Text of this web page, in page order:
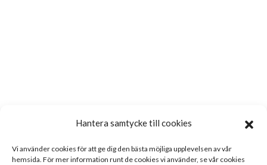
Hantera samtycke till cookies
Vi använder cookies för att ge dig den bästa möjliga upplevelsen av vår
hemsida. För mer information runt de cookies vi använder, se vår cookies